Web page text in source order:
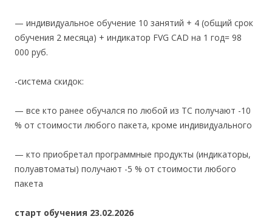
— индивидуальное обучение 10 занятий + 4 (общий срок
обучения 2 месяца) + индикатор FVG CAD на 1 год= 98
000 руб.
-система скидок:
— все кто ранее обучался по любой из ТС получают -10
% от стоимости любого пакета, кроме индивидуального
— кто приобретал программные продукты (индикаторы,
полуавтоматы) получают -5 % от стоимости любого
пакета
старт обучения 23.02.2026